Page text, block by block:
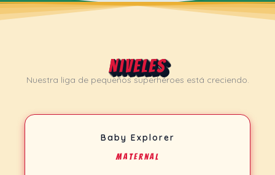
Niveles
Nuestra liga de pequeños superhéroes está creciendo.
Baby Explorer
Maternal